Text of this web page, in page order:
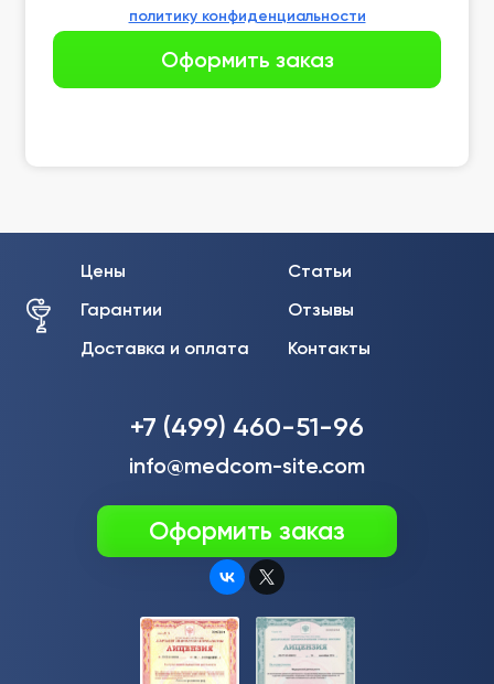
политику конфиденциальности
Цены
Гарантии
Доставка и оплата
Статьи
Отзывы
Контакты
+7 (499) 460-51-96
info@medcom-site.com
Оформить заказ